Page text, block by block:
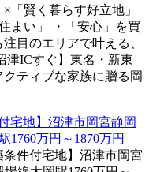
「賢く暮らす好立地」
まい」 ・「安心」を買
目のエリアで叶える、
津ICすぐ】東名・新東
ティブな家族に贈る岡